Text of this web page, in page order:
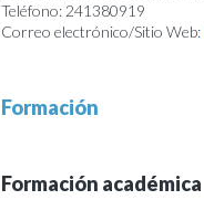
Teléfono: 241380919
Correo electrónico/Sitio Web:
Formación
Formación académica